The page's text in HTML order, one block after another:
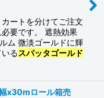
ートを分けてご注文
要です。 遮熱効果
ム 微淡ゴールドに輝
るスパッタゴールド
x30mロール箱売